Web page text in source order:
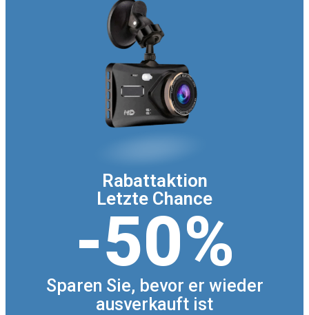
Rabattaktion
Letzte Chance
-50%
Sparen Sie, bevor er wieder
ausverkauft ist